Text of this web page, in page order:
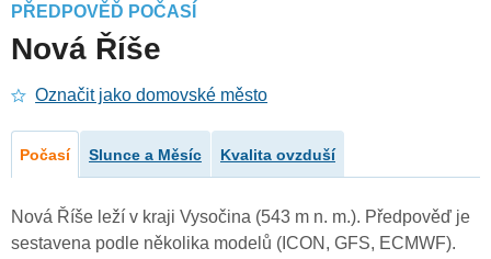
PŘEDPOVĚĎ POČASÍ
Nová Říše
Označit jako domovské město
Počasí Slunce a Měsíc Kvalita ovzduší
Nová Říše leží v kraji Vysočina (543 m n. m.). Předpověď je
sestavena podle několika modelů (ICON, GFS, ECMWF).